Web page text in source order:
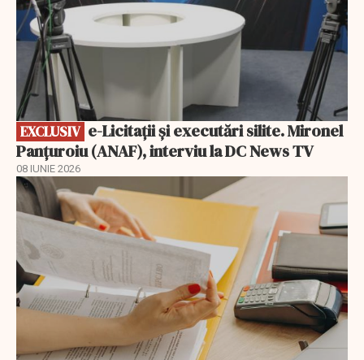
EXCLUSIV
Panțuroiu (ANAF), interviu la DC News TV
08 IUNIE 2026